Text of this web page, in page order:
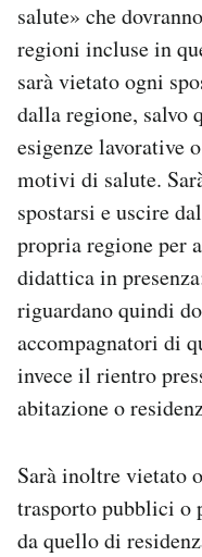
salute» che
regioni incluse in
sarà vietato ogni
dalla regione, salvo
esigenze lavorative
motivi di salute.
spostarsi e uscire
propria regione per
didattica in
riguardano quindi
accompagnatori di
invece il rientro
abitazione o
Sarà inoltre vietato
trasporto pubblici o
da quello di